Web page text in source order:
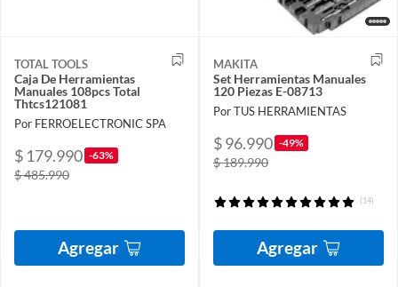
TOTAL TOOLS
Caja De Herramientas
Manuales 108pcs Total
Thtcs121081
Por FERROELECTRONIC SPA
$ 179.990 -63%
$ 485.990
Agregar
MAKITA
Set Herramientas Manuales
120 Piezas E-08713
Por TUS HERRAMIENTAS
$ 96.990 -49%
$ 189.990
(14)
Agregar